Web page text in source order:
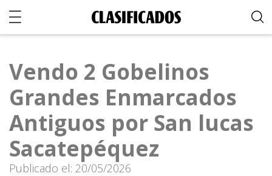
Vendo 2 Gobelinos
Grandes Enmarcados
Antiguos por San lucas
Sacatepéquez
Publicado el: 20/05/2026